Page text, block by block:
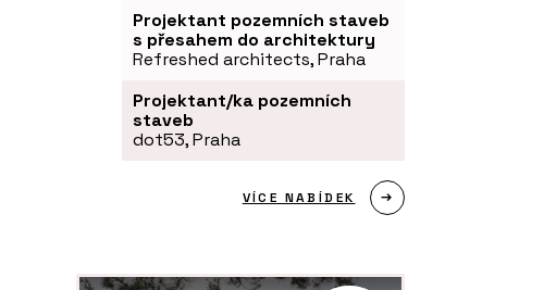
Projektant pozemních staveb
s přesahem do architektury
Refreshed architects, Praha
Projektant/ka pozemních
staveb
dot53, Praha
VÍCE NABÍDEK